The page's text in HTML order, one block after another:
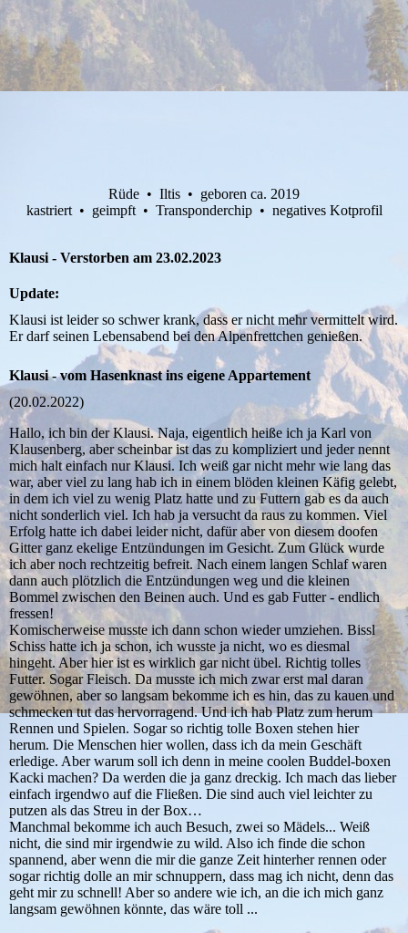
Rüde • Iltis • geboren ca. 2019
kastriert • geimpft • Transponderchip • negatives Kotprofil
Klausi - Verstorben am 23.02.2023
Update:
Klausi ist leider so schwer krank, dass er nicht mehr vermittelt wird.
Er darf seinen Lebensabend bei den Alpenfrettchen genießen.
Klausi - vom Hasenknast ins eigene Appartement
(20.02.2022)
Hallo, ich bin der Klausi. Naja, eigentlich heiße ich ja Karl von
Klausenberg, aber scheinbar ist das zu kompliziert und jeder nennt
mich halt einfach nur Klausi. Ich weiß gar nicht mehr wie lang das
war, aber viel zu lang hab ich in einem blöden kleinen Käfig gelebt,
in dem ich viel zu wenig Platz hatte und zu Futtern gab es da auch
nicht sonderlich viel. Ich hab ja versucht da raus zu kommen. Viel
Erfolg hatte ich dabei leider nicht, dafür aber von diesem doofen
Gitter ganz ekelige Entzündungen im Gesicht. Zum Glück wurde
ich aber noch rechtzeitig befreit. Nach einem langen Schlaf waren
dann auch plötzlich die Entzündungen weg und die kleinen
Bommel zwischen den Beinen auch. Und es gab Futter - endlich
fressen!
Komischerweise musste ich dann schon wieder umziehen. Bissl
Schiss hatte ich ja schon, ich wusste ja nicht, wo es diesmal
hingeht. Aber hier ist es wirklich gar nicht übel. Richtig tolles
Futter. Sogar Fleisch. Da musste ich mich zwar erst mal daran
gewöhnen, aber so langsam bekomme ich es hin, das zu kauen und
schmecken tut das hervorragend. Und ich hab Platz zum herum
Rennen und Spielen. Sogar so richtig tolle Boxen stehen hier
herum. Die Menschen hier wollen, dass ich da mein Geschäft
erledige. Aber warum soll ich denn in meine coolen Buddel-boxen
Kacki machen? Da werden die ja ganz dreckig. Ich mach das lieber
einfach irgendwo auf die Fließen. Die sind auch viel leichter zu
putzen als das Streu in der Box…
Manchmal bekomme ich auch Besuch, zwei so Mädels... Weiß
nicht, die sind mir irgendwie zu wild. Also ich finde die schon
spannend, aber wenn die mir die ganze Zeit hinterher rennen oder
sogar richtig dolle an mir schnuppern, dass mag ich nicht, denn das
geht mir zu schnell! Aber so andere wie ich, an die ich mich ganz
langsam gewöhnen könnte, das wäre toll ...